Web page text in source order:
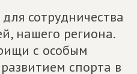
сотрудничества
нашего региона.
с особым
спорта в